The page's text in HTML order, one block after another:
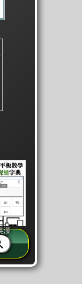
」。
，不
漢